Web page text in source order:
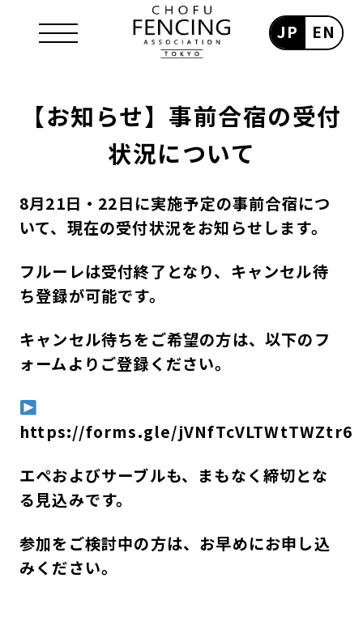
EN
JP
【お知らせ】事前合宿の受付
状況について
8月21日・22日に実施予定の事前合宿につ
いて、現在の受付状況をお知らせします。
フルーレは受付終了となり、キャンセル待
ち登録が可能です。
キャンセル待ちをご希望の方は、以下のフ
ォームよりご登録ください。
https://forms.gle/jVNfTcVLTWtTWZtr6
エペおよびサーブルも、まもなく締切とな
る見込みです。
参加をご検討中の方は、お早めにお申し込
みください。